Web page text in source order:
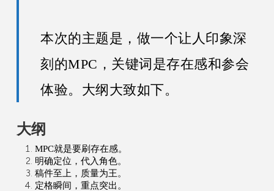
本次的主题是，做一个让人印象深
刻的MPC ，关键词是存在感和参会
体验。大纲大致如下。
大纲
MPC就是要刷存在感。
明确定位，代入角色。
稿件至上，质量为王。
定格瞬间，重点突出。